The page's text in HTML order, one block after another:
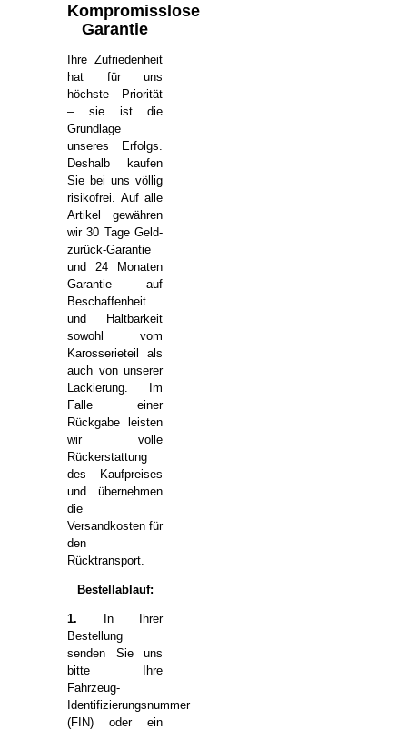
Kompromisslose
Garantie
Ihre Zufriedenheit
hat für uns
höchste Priorität
– sie ist die
Grundlage
unseres Erfolgs.
Deshalb kaufen
Sie bei uns völlig
risikofrei. Auf alle
Artikel gewähren
wir 30 Tage Geld-
zurück-Garantie
und 24 Monaten
Garantie auf
Beschaffenheit
und Haltbarkeit
sowohl vom
Karosserieteil als
auch von unserer
Lackierung. Im
Falle einer
Rückgabe leisten
wir volle
Rückerstattung
des Kaufpreises
und übernehmen
die
Versandkosten für
den
Rücktransport.
Bestellablauf:
1. In Ihrer
Bestellung
senden Sie uns
bitte Ihre
Fahrzeug-
Identifizierungsnummer
(FIN) oder ein